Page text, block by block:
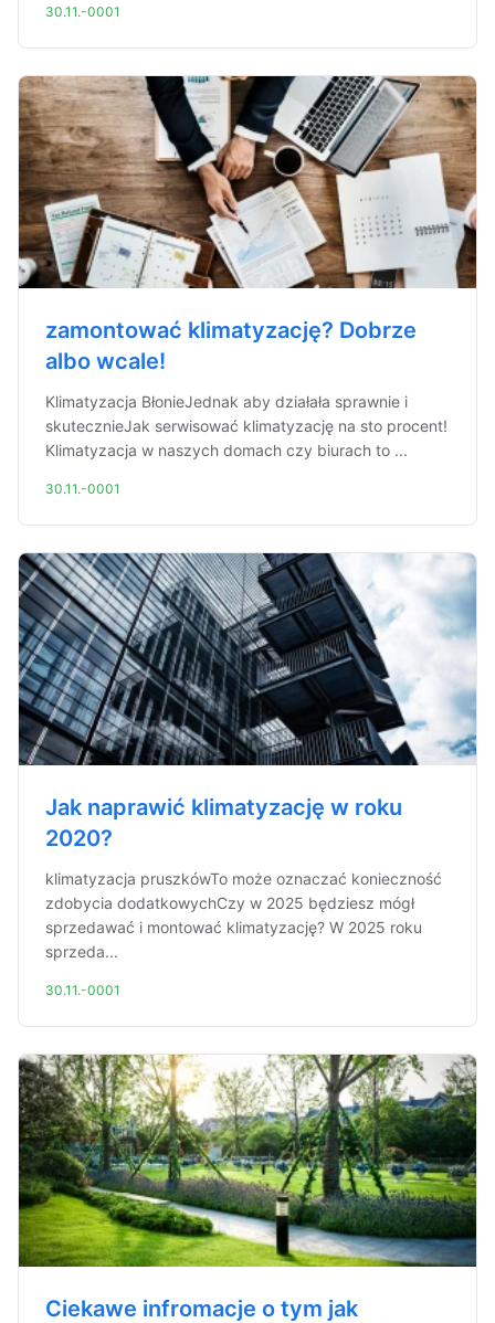
30.11.-0001
zamontować klimatyzację? Dobrze
albo wcale!
Klimatyzacja BłonieJednak aby działała sprawnie i
skutecznieJak serwisować klimatyzację na sto procent!
Klimatyzacja w naszych domach czy biurach to ...
30.11.-0001
Jak naprawić klimatyzację w roku
2020?
klimatyzacja pruszkówTo może oznaczać konieczność
zdobycia dodatkowychCzy w 2025 będziesz mógł
sprzedawać i montować klimatyzację? W 2025 roku
sprzeda...
30.11.-0001
Ciekawe infromacje o tym jak